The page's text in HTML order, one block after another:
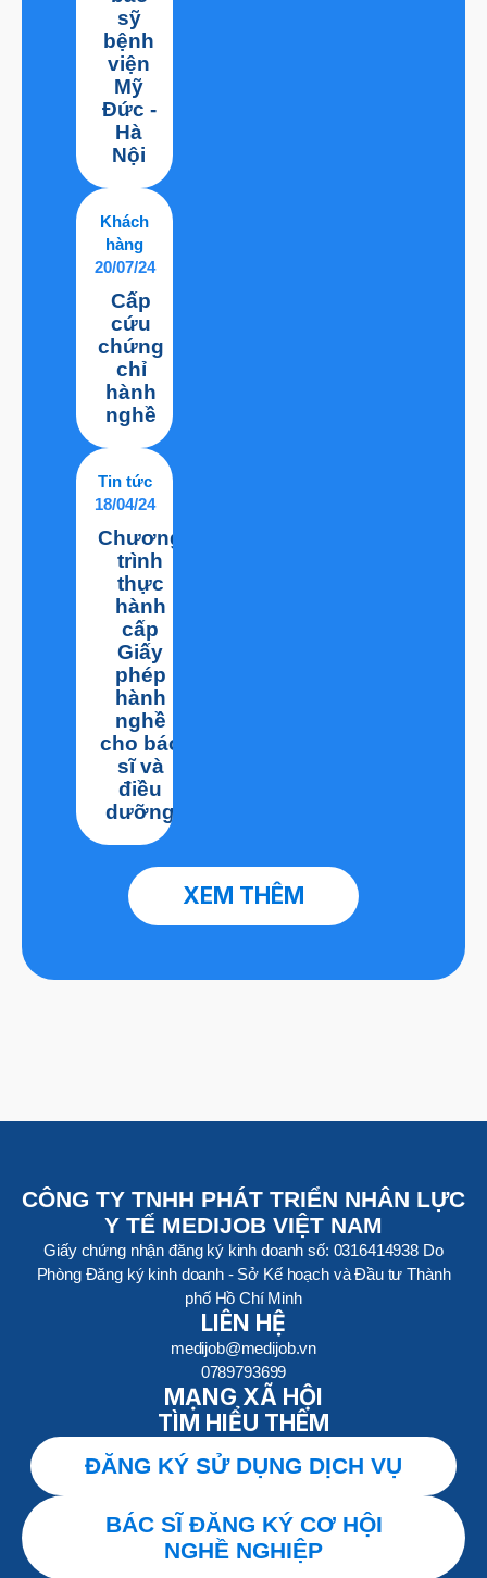
sỹ
bệnh
viện
Mỹ
Đức -
Hà
Nội
Khách
hàng
20/07/24
Cấp
cứu
chứng
chỉ
hành
nghề
Tin tức
18/04/24
Chương
trình
thực
hành
cấp
Giấy
phép
hành
nghề
cho bác
sĩ và
điều
dưỡng
XEM THÊM
CÔNG TY TNHH PHÁT TRIỂN NHÂN LỰC
Y TẾ MEDIJOB VIỆT NAM
Giấy chứng nhận đăng ký kinh doanh số: 0316414938 Do
Phòng Đăng ký kinh doanh - Sở Kế hoạch và Đầu tư Thành
phố Hồ Chí Minh
LIÊN HỆ
medijob@medijob.vn
0789793699
MẠNG XÃ HỘI
TÌM HIỂU THÊM
ĐĂNG KÝ SỬ DỤNG DỊCH VỤ
BÁC SĨ ĐĂNG KÝ CƠ HỘI
NGHỀ NGHIỆP